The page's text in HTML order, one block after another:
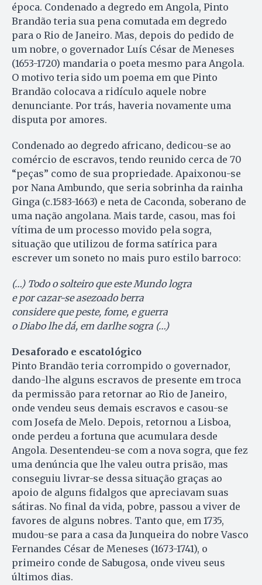
época. Condenado a degredo em Angola, Pinto
Brandão teria sua pena comutada em degredo
para o Rio de Janeiro. Mas, depois do pedido de
um nobre, o governador Luís César de Meneses
(1653-1720) mandaria o poeta mesmo para Angola.
O motivo teria sido um poema em que Pinto
Brandão colocava a ridículo aquele nobre
denunciante. Por trás, haveria novamente uma
disputa por amores.
Condenado ao degredo africano, dedicou-se ao
comércio de escravos, tendo reunido cerca de 70
“peças” como de sua propriedade. Apaixonou-se
por Nana Ambundo, que seria sobrinha da rainha
Ginga (c.1583-1663) e neta de Caconda, soberano de
uma nação angolana. Mais tarde, casou, mas foi
vítima de um processo movido pela sogra,
situação que utilizou de forma satírica para
escrever um soneto no mais puro estilo barroco:
(…) Todo o solteiro que este Mundo logra
e por cazar-se asezoado berra
considere que peste, fome, e guerra
o Diabo lhe dá, em darlhe sogra (…)
Desaforado e escatológico
Pinto Brandão teria corrompido o governador,
dando-lhe alguns escravos de presente em troca
da permissão para retornar ao Rio de Janeiro,
onde vendeu seus demais escravos e casou-se
com Josefa de Melo. Depois, retornou a Lisboa,
onde perdeu a fortuna que acumulara desde
Angola. Desentendeu-se com a nova sogra, que fez
uma denúncia que lhe valeu outra prisão, mas
conseguiu livrar-se dessa situação graças ao
apoio de alguns fidalgos que apreciavam suas
sátiras. No final da vida, pobre, passou a viver de
favores de alguns nobres. Tanto que, em 1735,
mudou-se para a casa da Junqueira do nobre Vasco
Fernandes César de Meneses (1673-1741), o
primeiro conde de Sabugosa, onde viveu seus
últimos dias.